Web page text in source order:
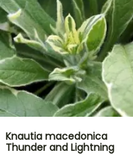
Knautia macedonica
Thunder and Lightning